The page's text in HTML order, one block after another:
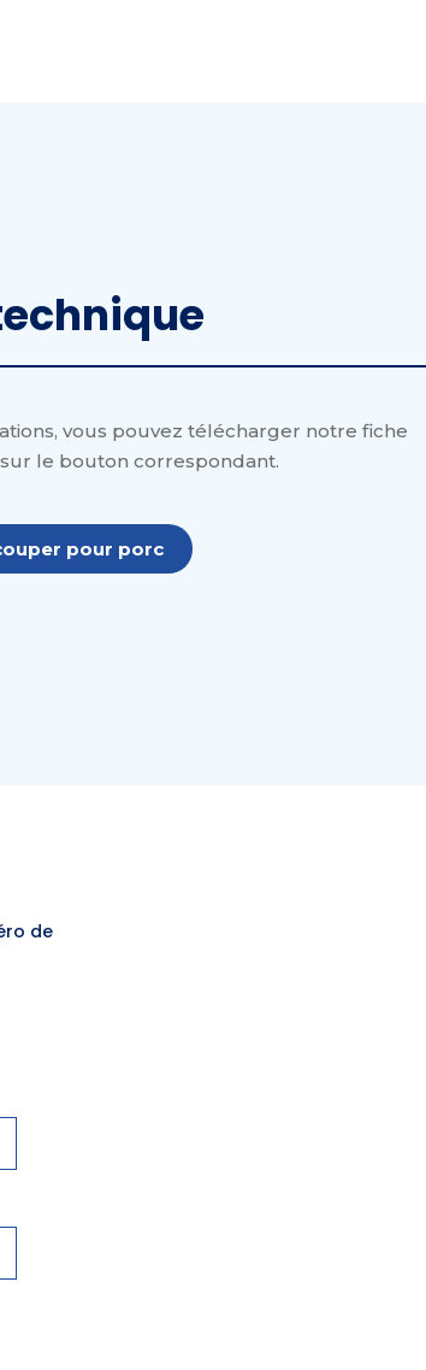
vous pouvez télécharger notre fiche
le bouton correspondant.
pour porc
de